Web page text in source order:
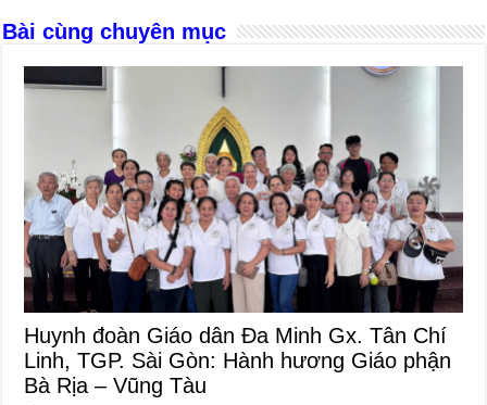
k
Bài cùng chuyên mục
Huynh đoàn Giáo dân Đa Minh Gx. Tân Chí
Linh, TGP. Sài Gòn: Hành hương Giáo phận
Bà Rịa – Vũng Tàu